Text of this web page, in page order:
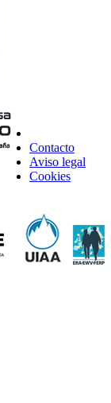
Contacto
Aviso legal
Cookies